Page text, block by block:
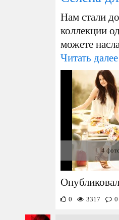
Нам стали
коллекции
можете
Читать далее
4
0 3317 0